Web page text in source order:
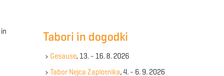
e
y
Tabori in dogodki
Gesause, 13. - 16. 8. 2026
Tabor Nejca Zaplotnika, 4. - 6. 9. 2026